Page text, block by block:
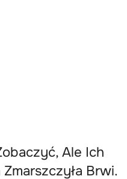
Ale Ich
Zmarszczyła Brwi.